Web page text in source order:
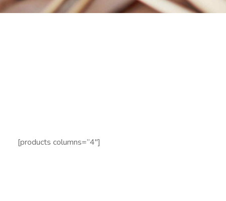
Caso Éxito
[products columns=”4″]